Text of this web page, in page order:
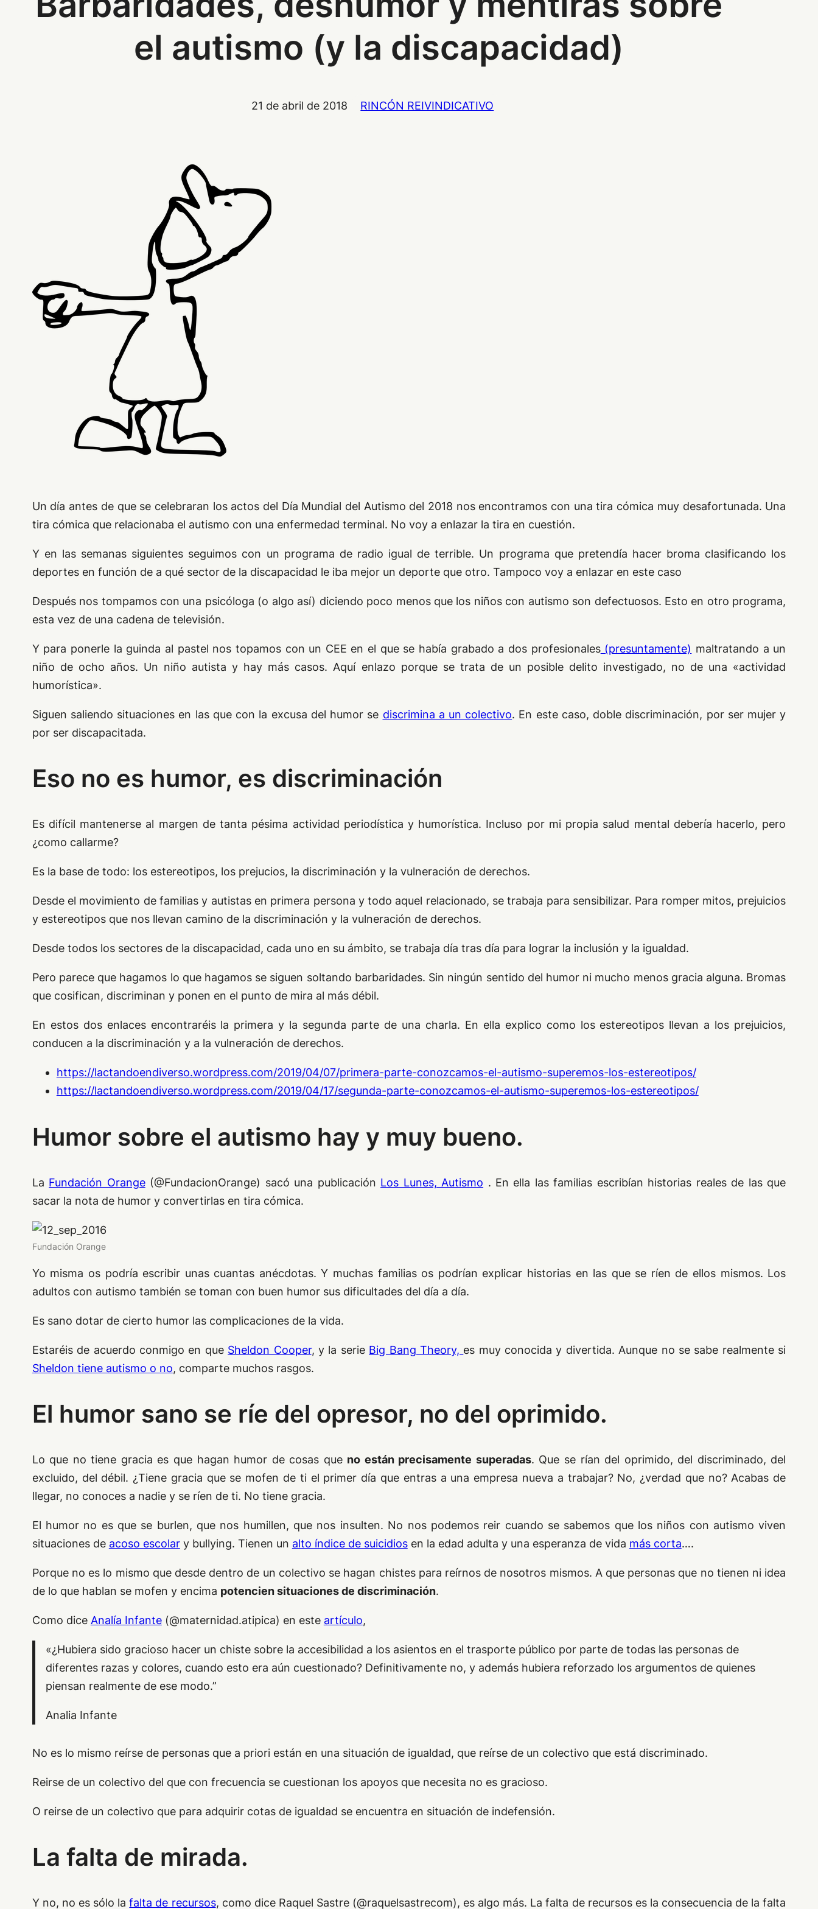
el autismo (y la discapacidad)
21 de abril de 2018 RINCÓN REIVINDICATIVO
Un día antes de que se celebraran los actos del Día Mundial del Autismo del 2018 nos encontramos con una tira cómica muy desafortunada. Una
tira cómica que relacionaba el autismo con una enfermedad terminal. No voy a enlazar la tira en cuestión.
Y en las semanas siguientes seguimos con un programa de radio igual de terrible. Un programa que pretendía hacer broma clasificando los
deportes en función de a qué sector de la discapacidad le iba mejor un deporte que otro. Tampoco voy a enlazar en este caso
Después nos tompamos con una psicóloga (o algo así) diciendo poco menos que los niños con autismo son defectuosos. Esto en otro programa,
esta vez de una cadena de televisión.
Y para ponerle la guinda al pastel nos topamos con un CEE en el que se había grabado a dos profesionales(presuntamente) maltratando a un
niño de ocho años. Un niño autista y hay más casos. Aquí enlazo porque se trata de un posible delito investigado, no de una «actividad
humorística».
Siguen saliendo situaciones en las que con la excusa del humor se discrimina a un colectivo. En este caso, doble discriminación, por ser mujer y
por ser discapacitada.
Eso no es humor, es discriminación
Es difícil mantenerse al margen de tanta pésima actividad periodística y humorística. Incluso por mi propia salud mental debería hacerlo, pero
¿como callarme?
Es la base de todo: los estereotipos, los prejucios, la discriminación y la vulneración de derechos.
Desde el movimiento de familias y autistas en primera persona y todo aquel relacionado, se trabaja para sensibilizar. Para romper mitos, prejuicios
y estereotipos que nos llevan camino de la discriminación y la vulneración de derechos.
Desde todos los sectores de la discapacidad, cada uno en su ámbito, se trabaja día tras día para lograr la inclusión y la igualdad.
Pero parece que hagamos lo que hagamos se siguen soltando barbaridades. Sin ningún sentido del humor ni mucho menos gracia alguna. Bromas
que cosifican, discriminan y ponen en el punto de mira al más débil.
En estos dos enlaces encontraréis la primera y la segunda parte de una charla. En ella explico como los estereotipos llevan a los prejuicios,
conducen a la discriminación y a la vulneración de derechos.
https://lactandoendiverso.wordpress.com/2019/04/07/primera-parte-conozcamos-el-autismo-superemos-los-estereotipos/
https://lactandoendiverso.wordpress.com/2019/04/17/segunda-parte-conozcamos-el-autismo-superemos-los-estereotipos/
Humor sobre el autismo hay y muy bueno.
La Fundación Orange(@FundacionOrange) sacó una publicación Los Lunes, Autismo . En ella las familias escribían historias reales de las que
sacar la nota de humor y convertirlas en tira cómica.
Fundación Orange
Yo misma os podría escribir unas cuantas anécdotas. Y muchas familias os podrían explicar historias en las que se ríen de ellos mismos. Los
adultos con autismo también se toman con buen humor sus dificultades del día a día.
Es sano dotar de cierto humor las complicaciones de la vida.
Estaréis de acuerdo conmigo en que Sheldon Cooper, y la serie Big Bang Theory, es muy conocida y divertida. Aunque no se sabe realmente si
Sheldon tiene autismo o no, comparte muchos rasgos.
El humor sano se ríe del opresor, no del oprimido.
Lo que no tiene gracia es que hagan humor de cosas que no están precisamente superadas. Que se rían del oprimido, del discriminado, del
excluido, del débil. ¿Tiene gracia que se mofen de ti el primer día que entras a una empresa nueva a trabajar? No, ¿verdad que no? Acabas de
llegar, no conoces a nadie y se ríen de ti. No tiene gracia.
El humor no es que se burlen, que nos humillen, que nos insulten. No nos podemos reir cuando se sabemos que los niños con autismo viven
situaciones de acoso escolary bullying. Tienen un alto índice de suicidiosen la edad adulta y una esperanza de vida más corta….
Porque no es lo mismo que desde dentro de un colectivo se hagan chistes para reírnos de nosotros mismos. A que personas que no tienen ni idea
de lo que hablan se mofen y encima potencien situaciones de discriminación.
Como dice Analía Infante(@maternidad.atipica) en este artículo,
«¿Hubiera sido gracioso hacer un chiste sobre la accesibilidad a los asientos en el trasporte público por parte de todas las personas de
diferentes razas y colores, cuando esto era aún cuestionado? Definitivamente no, y además hubiera reforzado los argumentos de quienes
piensan realmente de ese modo.”
Analia Infante
No es lo mismo reírse de personas que a priori están en una situación de igualdad, que reírse de un colectivo que está discriminado.
Reirse de un colectivo del que con frecuencia se cuestionan los apoyos que necesita no es gracioso.
O reirse de un colectivo que para adquirir cotas de igualdad se encuentra en situación de indefensión.
La falta de mirada.
Y no, no es sólo lafalta de recursos, como dice Raquel Sastre (@raquelsastrecom), es algo más. La falta de recursos es la consecuencia de la falta